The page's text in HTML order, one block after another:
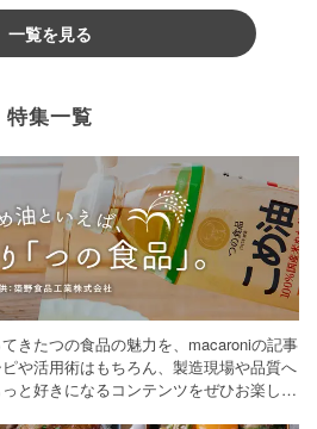
一覧を見る
特集一覧
きたつの食品の魅力を、macaroniの記事
や活用術はもちろん、製造現場や品質へ
と好きになるコンテンツをぜひお楽しみ